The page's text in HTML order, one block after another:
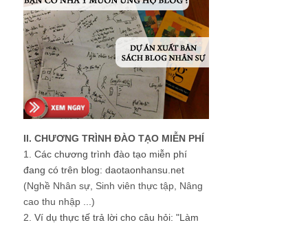
II. CHƯƠNG TRÌNH ĐÀO TẠO MIỄN PHÍ
1. Các chương trình đào tạo miễn phí
đang có trên blog: daotaonhansu.net
(Nghề Nhân sự, Sinh viên thực tập, Nâng
cao thu nhập ...)
2. Ví dụ thực tế trả lời cho câu hỏi: "Làm